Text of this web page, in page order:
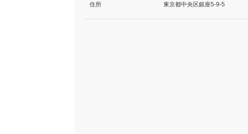
住所 東京都中央区銀座5-9-5